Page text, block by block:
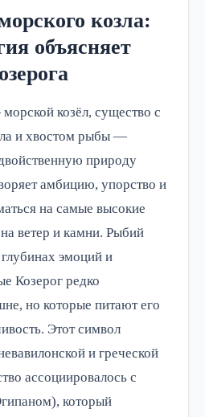
козла:
объясняет
козёл, существо с
и хвостом рыбы —
природу
амбицию, упорство и
на самые высокие
ветер и камни. Рыбий
эмоций и
Козерог редко
но которые питают его
Этот символ
и греческой
ассоциировалось с
который